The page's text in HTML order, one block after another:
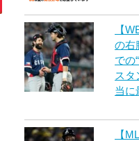
【
の右
での
スタ
当に
【